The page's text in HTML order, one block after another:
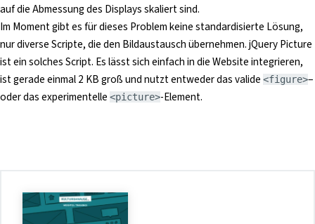
auf die Abmessung des Displays skaliert sind.
Im Moment gibt es für dieses Problem keine standardisierte Lösung,
nur diverse Scripte, die den Bildaustausch übernehmen. jQuery Picture
ist ein solches Script. Es lässt sich einfach in die Website integrieren,
ist gerade einmal 2 KB groß und nutzt entweder das valide <figure>–
oder das experimentelle <picture>-Element.